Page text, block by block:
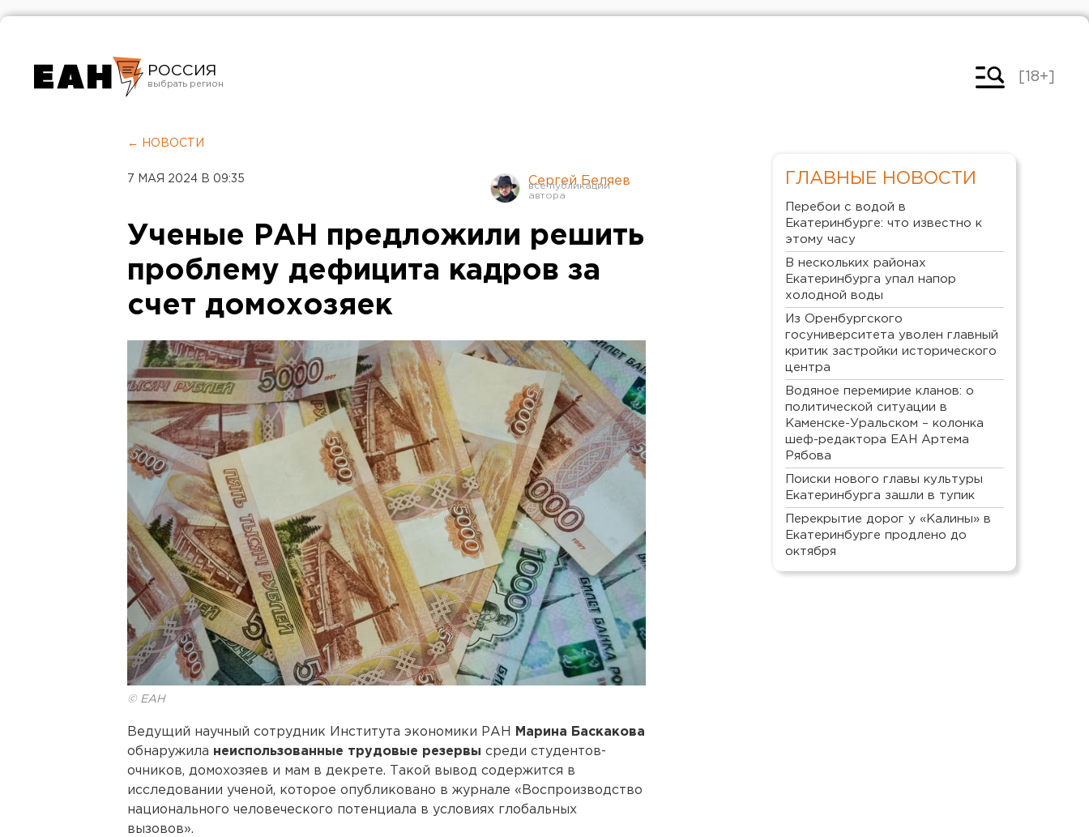
РОССИЯ
Челябинск
[18+]
← НОВОСТИ
7 МАЯ 2024 В 09:35 Сергей Беляев
Ученые РАН предложили решить
проблему дефицита кадров за
счет домохозяек
© ЕАН
Ведущий научный сотрудник Института экономики РАН
Марина Баскакова
обнаружила неиспользованные трудовые резервы среди студентов-
очников, домохозяев и мам в декрете. Такой вывод содержится в
исследовании ученой, которое опубликовано в журнале «Воспроизводство
национального человеческого потенциала в условиях глобальных
вызовов».
ГЛАВНЫЕ НОВОСТИ
Перебои с водой в
Екатеринбурге: что известно к
этому часу
В нескольких районах
Екатеринбурга упал напор
холодной воды
Из Оренбургского
госуниверситета уволен главный
критик застройки исторического
центра
Водяное перемирие кланов: о
политической ситуации в
Каменске-Уральском – колонка
шеф-редактора ЕАН Артема
Рябова
Поиски нового главы культуры
Екатеринбурга зашли в тупик
Перекрытие дорог у «Калины» в
Екатеринбурге продлено до
октября